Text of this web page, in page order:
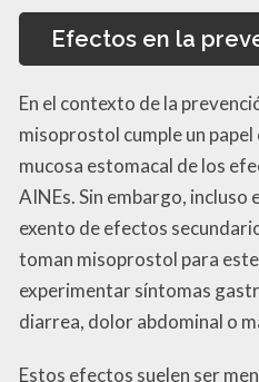
Efectos en la
En el contexto de la
misoprostol cumple un
mucosa estomacal de los
AINEs. Sin embargo, incluso
exento de efectos
toman misoprostol para
experimentar síntomas
diarrea, dolor abdominal o
Estos efectos suelen ser